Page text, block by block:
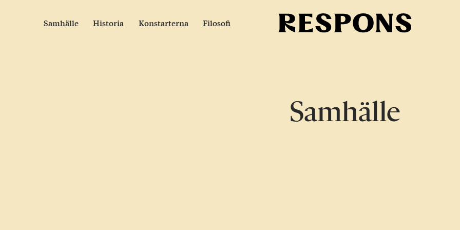
Samhälle Historia Konstarterna Filosofi
Samhälle